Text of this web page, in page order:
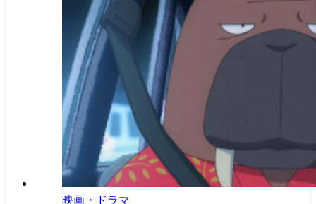
映画・ドラマ